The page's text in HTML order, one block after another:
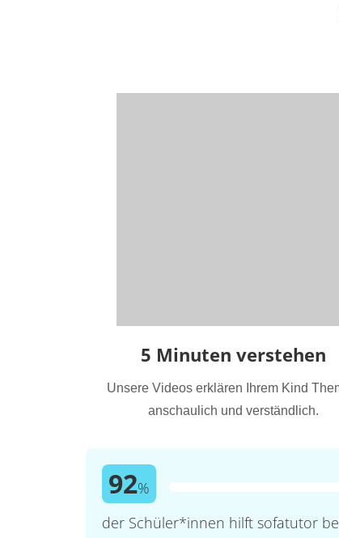
5 Minuten verstehen
Unsere Videos erklären Ihrem Kind
anschaulich und verständlich.
92%
der Schüler*innen hilft sofatutor